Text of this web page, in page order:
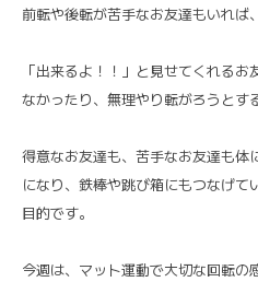
前転や後転が苦手なお友達もいれば、
「出来るよ！！」と見せてくれる
なかったり、無理やり転がろうとす
得意なお友達も、苦手なお友達も体
になり、鉄棒や跳び箱にもつなげ
目的です。
今週は、マット運動で大切な回転の